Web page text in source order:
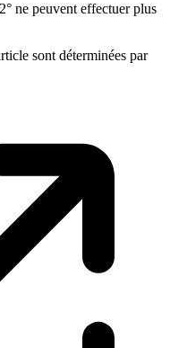
ne peuvent effectuer plus
sont déterminées par